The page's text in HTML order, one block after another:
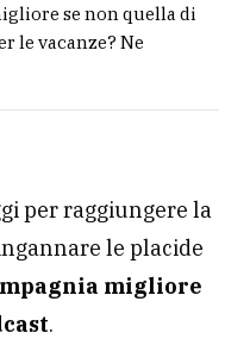
se non quella di
le vacanze? Ne
per raggiungere la
le placide
migliore
.